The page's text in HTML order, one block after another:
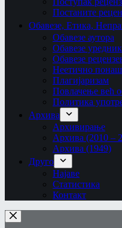
Постаните
Обавезе, Етика,
Обавезе аутора
Обавезе
Обавезе
Неетично
Плагијаризам
Повлачење већ
Политика
Архива
Архивирање
Архива (2010 –
Архива (1949)
Друго
Најаве
Статистика
Контакт